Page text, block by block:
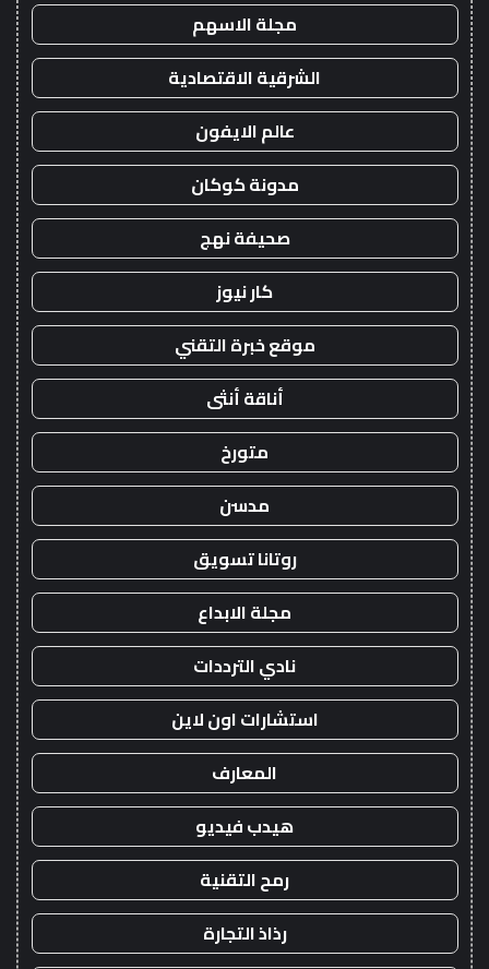
مجلة الاسهم
الشرقية الاقتصادية
عالم الايفون
مدونة كوكان
صحيفة نهج
كار نيوز
موقع خبرة التقني
أناقة أنثى
متورخ
مدسن
روتانا تسويق
مجلة الابداع
نادي الترددات
استشارات اون لاين
المعارف
هيدب فيديو
رمح التقنية
رذاذ التجارة